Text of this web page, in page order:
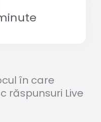
în care
răspunsuri Live